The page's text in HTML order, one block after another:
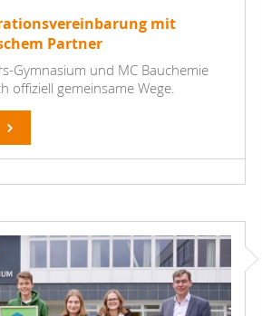
mit
Partner
Gymnasium und MC Bauchemie
offiziell gemeinsame Wege.